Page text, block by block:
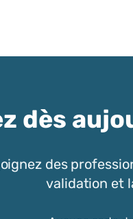
dès
des
validation et